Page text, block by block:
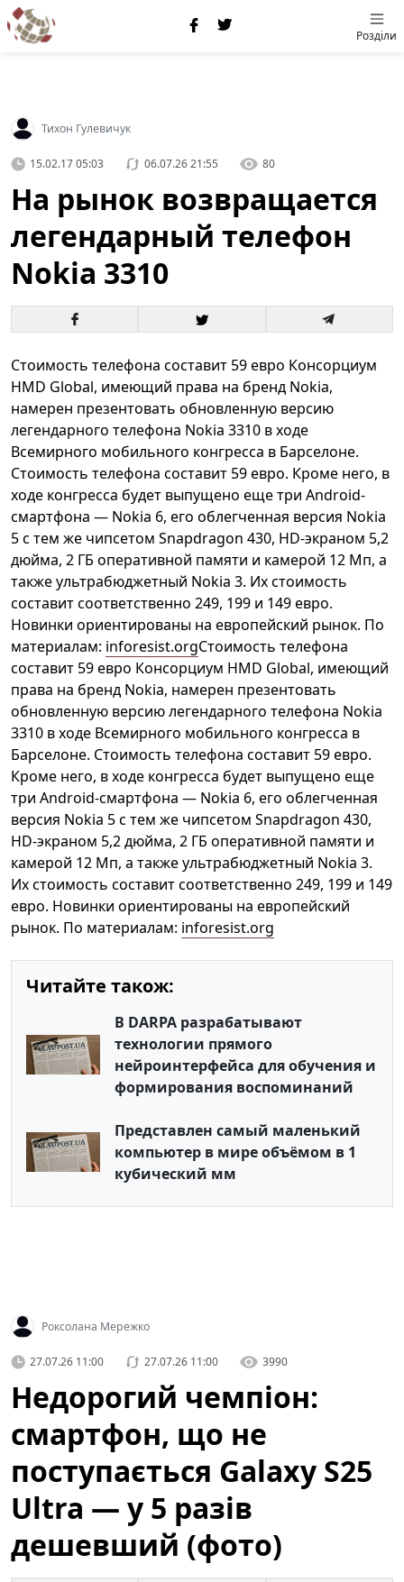
Розділи
Тихон Гулевичук
15.02.17 05:03 06.07.26 21:55 80
На рынок возвращается
легендарный телефон
Nokia 3310
Стоимость телефона составит 59 евро Консорциум
HMD Global, имеющий права на бренд Nokia,
намерен презентовать обновленную версию
легендарного телефона Nokia 3310 в ходе
Всемирного мобильного конгресса в Барселоне.
Стоимость телефона составит 59 евро. Кроме него, в
ходе конгресса будет выпущено еще три Android-
смартфона — Nokia 6, его облегченная версия Nokia
5 с тем же чипсетом Snapdragon 430, HD-экраном 5,2
дюйма, 2 ГБ оперативной памяти и камерой 12 Мп, а
также ультрабюджетный Nokia 3. Их стоимость
составит соответственно 249, 199 и 149 евро.
Новинки ориентированы на европейский рынок. По
материалам: inforesist.orgСтоимость телефона
составит 59 евро Консорциум HMD Global, имеющий
права на бренд Nokia, намерен презентовать
обновленную версию легендарного телефона Nokia
3310 в ходе Всемирного мобильного конгресса в
Барселоне. Стоимость телефона составит 59 евро.
Кроме него, в ходе конгресса будет выпущено еще
три Android-смартфона — Nokia 6, его облегченная
версия Nokia 5 с тем же чипсетом Snapdragon 430,
HD-экраном 5,2 дюйма, 2 ГБ оперативной памяти и
камерой 12 Мп, а также ультрабюджетный Nokia 3.
Их стоимость составит соответственно 249, 199 и 149
евро. Новинки ориентированы на европейский
рынок. По материалам: inforesist.org
Читайте також:
В DARPA разрабатывают
технологии прямого
нейроинтерфейса для обучения и
формирования воспоминаний
Представлен самый маленький
компьютер в мире объёмом в 1
кубический мм
Роксолана Мережко
27.07.26 11:00 27.07.26 11:00 3990
Недорогий чемпіон:
смартфон, що не
поступається Galaxy S25
Ultra — у 5 разів
дешевший (фото)